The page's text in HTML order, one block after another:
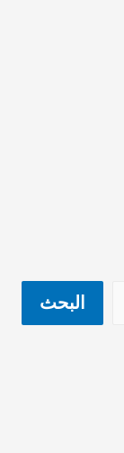
البحث